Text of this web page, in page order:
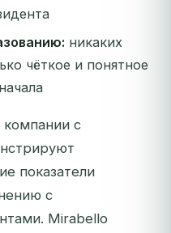
никаких
чёткое и понятное
компании с
показатели
с
Mirabello